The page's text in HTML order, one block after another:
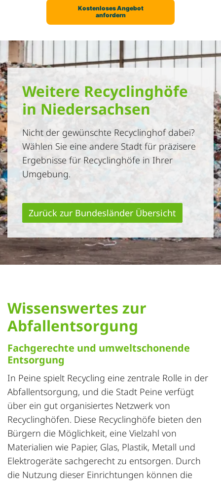
Weitere Recyclinghöfe
in Niedersachsen
Nicht der gewünschte Recyclinghof dabei?
Wählen Sie eine andere Stadt für präzisere
Ergebnisse für Recyclinghöfe in Ihrer
Umgebung.
Zurück zur Bundesländer Übersicht
Wissenswertes zur
Abfallentsorgung
Fachgerechte und umweltschonende
Entsorgung
In Peine spielt Recycling eine zentrale Rolle in der
Abfallentsorgung, und die Stadt Peine verfügt
über ein gut organisiertes Netzwerk von
Recyclinghöfen. Diese Recyclinghöfe bieten den
Bürgern die Möglichkeit, eine Vielzahl von
Materialien wie Papier, Glas, Plastik, Metall und
Elektrogeräte sachgerecht zu entsorgen. Durch
die Nutzung dieser Einrichtungen können die